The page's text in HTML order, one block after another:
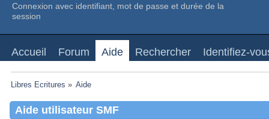
Connexion avec identifiant, mot de passe et durée de la
session
Accueil Forum Aide Rechercher Identifiez-
Libres Ecritures » Aide
Aide utilisateur SMF